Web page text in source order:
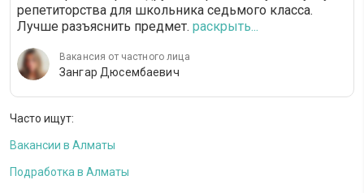
репетиторства для школьника седьмого класса.
Лучше разъяснить предмет. раскрыть...
Вакансия от частного лица
Зангар Дюсембаевич
Часто ищут:
Вакансии в Алматы
Подработка в Алматы